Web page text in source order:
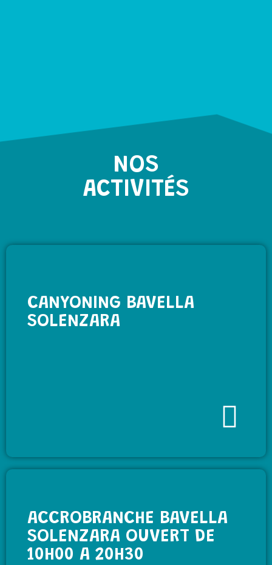
NOS
ACTIVITÉS
CANYONING BAVELLA
SOLENZARA
ACCROBRANCHE BAVELLA
SOLENZARA OUVERT DE
10H00 A 20H30